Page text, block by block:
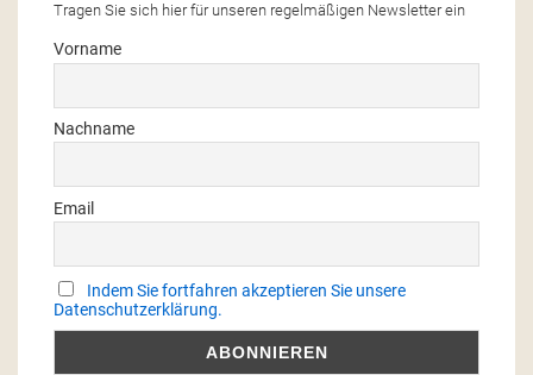
Tragen Sie sich hier für unseren regelmäßigen Newsletter ein
Vorname
Nachname
Email
Indem Sie fortfahren akzeptieren Sie unsere
Datenschutzerklärung.